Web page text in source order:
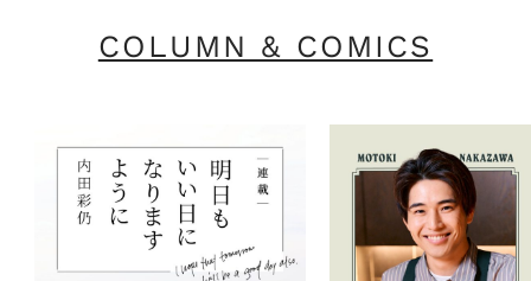
COLUMN & COMICS